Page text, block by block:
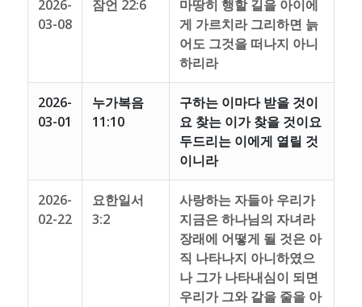
2026-
03-08
잠언 22:6
마땅히 행할 길을 아이에
게 가르치라 그리하면 늙
어도 그것을 떠나지 아니
하리라
2026-
03-01
누가복음
11:10
구하는 이마다 받을 것이
요 찾는 이가 찾을 것이요
두드리는 이에게 열릴 것
이니라
2026-
02-22
요한일서
3:2
사랑하는 자들아 우리가
지금은 하나님의 자녀라
장래에 어떻게 될 것은 아
직 나타나지 아니하였으
나 그가 나타내심이 되면
우리가 그와 같을 줄을 아